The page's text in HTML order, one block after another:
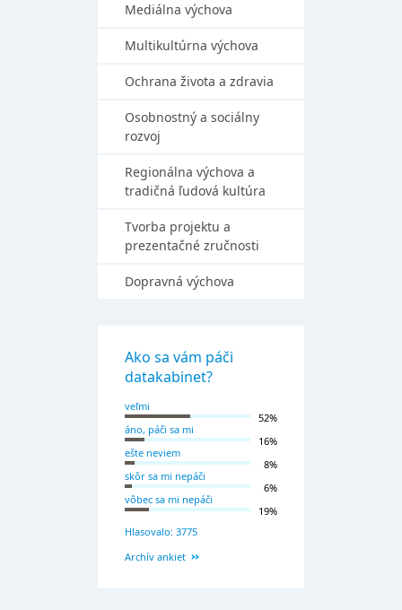
Mediálna výchova
Multikultúrna výchova
Ochrana života a zdravia
Osobnostný a sociálny
rozvoj
Regionálna výchova a
tradičná ľudová kultúra
Tvorba projektu a
prezentačné zručnosti
Dopravná výchova
Ako sa vám páči
datakabinet?
veľmi
52%
áno, páči sa mi
16%
ešte neviem
8%
skôr sa mi nepáči
6%
vôbec sa mi nepáči
19%
Hlasovalo: 3775
Archív ankiet